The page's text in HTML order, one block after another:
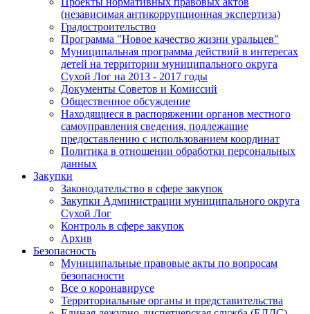
(независимая антикоррупционная экспертиза)
Градостроительство
Программа "Новое качество жизни уральцев"
Муниципальная программа действий в интересах
детей на территории муниципального округа
Сухой Лог на 2013 - 2017 годы
Документы Советов и Комиссий
Общественное обсуждение
Находящиеся в распоряжении органов местного
самоуправления сведения, подлежащие
предоставлению с использованием координат
Политика в отношении обработки персональных
данных
Закупки
Законодательство в сфере закупок
Закупки Администрации муниципального округа
Сухой Лог
Контроль в сфере закупок
Архив
Безопасность
Муниципальные правовые акты по вопросам
безопасности
Все о коронавирусе
Территориальные органы и представительства